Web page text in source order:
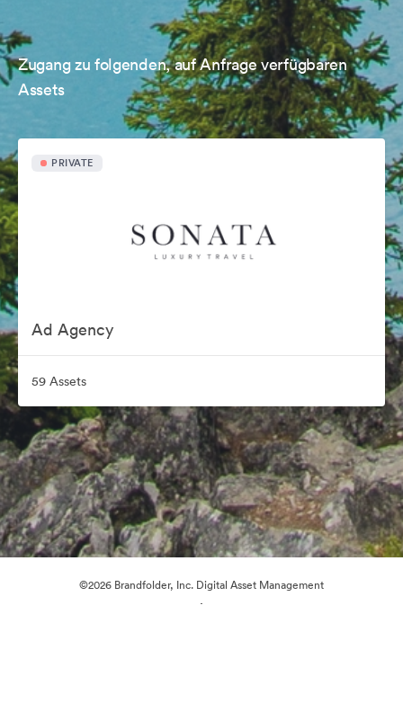
Zugang zu folgenden, auf Anfrage verfügbaren
Assets
PRIVATE
Ad Agency
59 Assets
©2026 Brandfolder, Inc. Digital Asset Management
·